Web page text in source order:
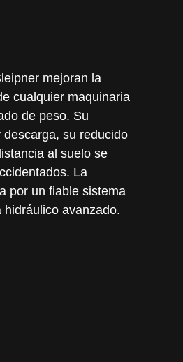
mejoran la
cualquier maquinaria
de peso. Su
su reducido
al suelo se
La
por un fiable sistema
avanzado.